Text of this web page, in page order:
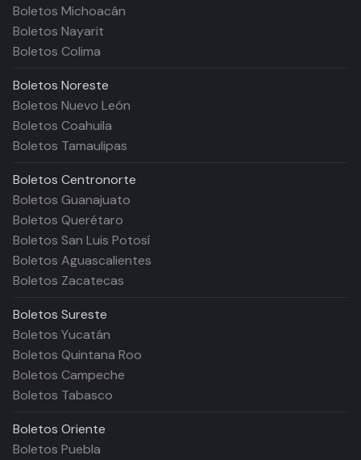
Boletos Michoacán
Boletos Nayarit
Boletos Colima
Boletos Noreste
Boletos Nuevo León
Boletos Coahuila
Boletos Tamaulipas
Boletos Centronorte
Boletos Guanajuato
Boletos Querétaro
Boletos San Luis Potosí
Boletos Aguascalientes
Boletos Zacatecas
Boletos Sureste
Boletos Yucatán
Boletos Quintana Roo
Boletos Campeche
Boletos Tabasco
Boletos Oriente
Boletos Puebla